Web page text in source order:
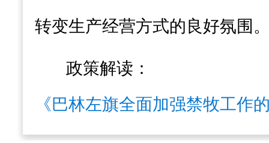
转变生产经营方式的良好氛围
政策解读：
《巴林左旗全面加强禁牧工作